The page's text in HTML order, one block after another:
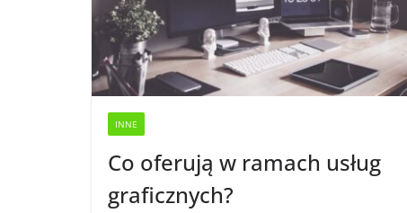
INNE
Co oferują w ramach usług
graficznych?